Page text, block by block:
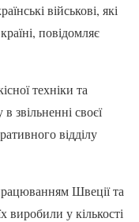
військові, які
повідомляє
техніки та
звільненні своєї
відділу
Швеції та
у кількості